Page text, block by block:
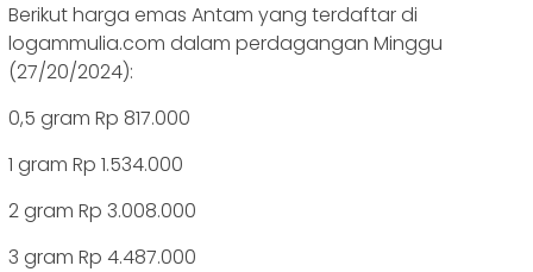
Berikut harga emas Antam yang terdaftar di
logammulia.com dalam perdagangan Minggu
(27/20/2024):
0,5 gram Rp 817.000
1 gram Rp 1.534.000
2 gram Rp 3.008.000
3 gram Rp 4.487.000